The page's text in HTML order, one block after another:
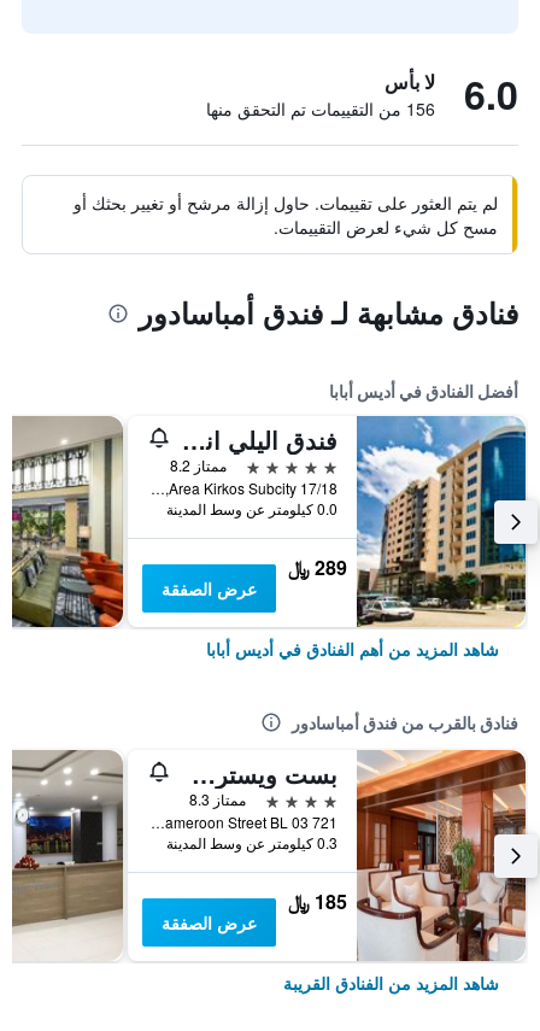
6.0 لا بأس
156 من التقييمات تم التحقق منها
لم يتم العثور على تقييمات. حاول إزالة مرشح أو تغيير بحثك أو
مسح كل شيء لعرض التقييمات.
فنادق مشابهة لـ فندق أمباسادور
أفضل الفنادق في أديس أبابا
فندق اليلي انترناشيونال
5 نجوم
ممتاز 8.2
Area Kirkos Subcity 17/18, أديس أبابا, أثيوبيا
0.0 كيلومتر عن وسط المدينة
289 ﷼
عرض الصفقة
شاهد المزيد من أهم الفنادق في أديس أبابا
فنادق بالقرب من فندق أمباسادور
بست ويسترن بلس بيرل أديس
4 نجوم
ممتاز 8.3
Cameroon Street BL 03 721, أديس أبابا, أثيوبيا
0.3 كيلومتر عن وسط المدينة
185 ﷼
عرض الصفقة
شاهد المزيد من الفنادق القريبة